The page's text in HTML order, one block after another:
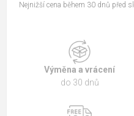
Nejnižší cena během 30 dnů před
Výměna a vrácení
do 30 dnů